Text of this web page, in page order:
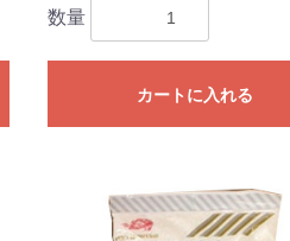
数量
カートに入れる